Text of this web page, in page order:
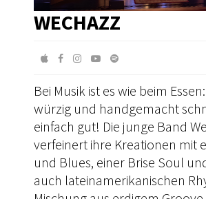
WECHAZZ
Bei Musik ist es wie beim
würzig und handgemacht
einfach gut! Die junge Band
verfeinert ihre Kreationen mit
und Blues, einer Brise Soul
auch lateinamerikanischen